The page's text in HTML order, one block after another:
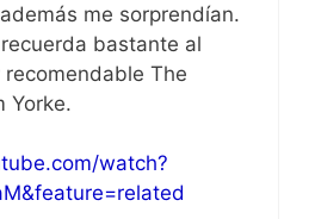
me sorprendían.
bastante al
The
Yorke.
watch?